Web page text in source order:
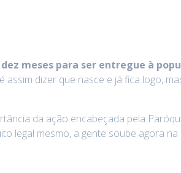
meses para ser entregue à
dizer que nasce e já fica logo,
da ação encabeçada pela
legal mesmo, a gente soube agora